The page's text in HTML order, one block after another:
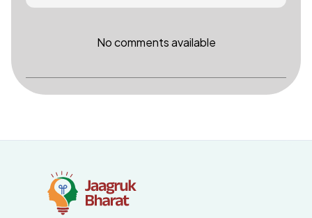
No comments available